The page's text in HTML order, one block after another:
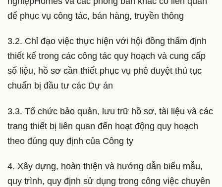
để phục vụ công tác, bán hàng, truyền thông
3.2. Chỉ đạo việc thực hiện với hội đồng thẩm định
thiết kế trong các công tác quy hoạch và cung cấp
số liệu, hồ sơ cần thiết phục vụ phê duyệt thủ tục
chuẩn bị đầu tư các Dự án
3.3. Tổ chức bảo quản, lưu trữ hồ sơ, tài liệu và các
trang thiết bị liên quan đến hoạt động quy hoạch
theo đúng quy định của Công ty
4. Xây dựng, hoàn thiện và hướng dẫn biểu mẫu,
quy trình, quy định sử dụng trong công việc chuyên